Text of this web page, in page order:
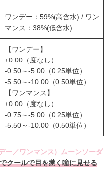
ワンデー：59%(高含水) / ワン
マンス：38%(低含水)
【ワンデー】
±0.00（度なし）
-0.50～-5.00（0.25単位）
-5.50～-10.00（0.50単位）
【ワンマンス】
±0.00（度なし）
-0.75～-5.00（0.25単位）
-5.50～-10.00（0.50単位）
ー／ワンマンス）ムーンソーダ
クールで目を惹く瞳に見せる